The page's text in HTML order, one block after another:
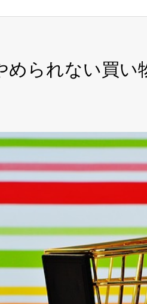
められない買い